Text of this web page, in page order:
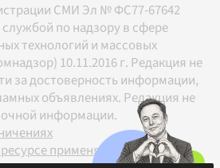
СМИ Эл № ФС77-67642
по надзору в сфере
технологий и массовых
10.11.2016 г. Редакция не
за достоверность информации,
объявлениях. Редакция не
информации.
применяются